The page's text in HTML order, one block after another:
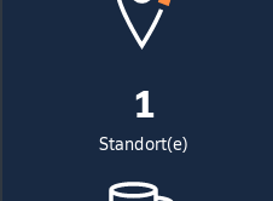
1
Standort(e)